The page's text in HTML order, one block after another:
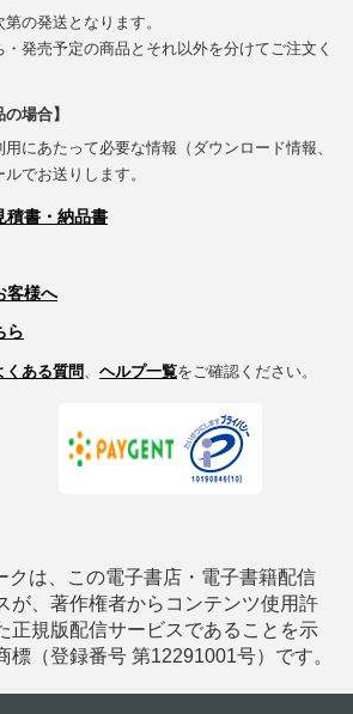
の発送となります。
発売予定の商品とそれ以外を分けてご注文く
場合】
にあたって必要な情報（ダウンロード情報、
でお送りします。
積書・納品書
客様へ
ら
くある質問、 ヘルプ一覧をご確認ください。
クは、この電子書店・電子書籍配信
が、著作権者からコンテンツ使用許
正規版配信サービスであることを示
標（登録番号 第12291001号）です。